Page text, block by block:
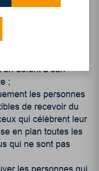
poursuit (les
du
défunt à son
;
les personnes
de recevoir du
qui célèbrent leur
en plan toutes les
qui ne sont pas